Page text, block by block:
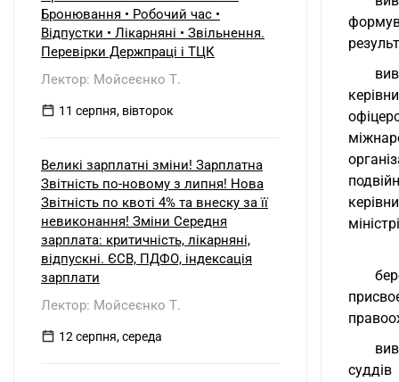
Бронювання • Робочий час •
Відпустки • Лікарняні • Звільнення.
Перевірки Держпраці і ТЦК
Лектор: Мойсеєнко Т.
11 серпня, вівторок
Великі зарплатні зміни! Зарплатна
Звітність по-новому з липня! Нова
Звітність по квоті 4% та внеску за її
невиконання! Зміни Середня
зарплата: критичність, лікарняні,
відпускні. ЄСВ, ПДФО, індексація
зарплати
Лектор: Мойсеєнко Т.
12 серпня, середа